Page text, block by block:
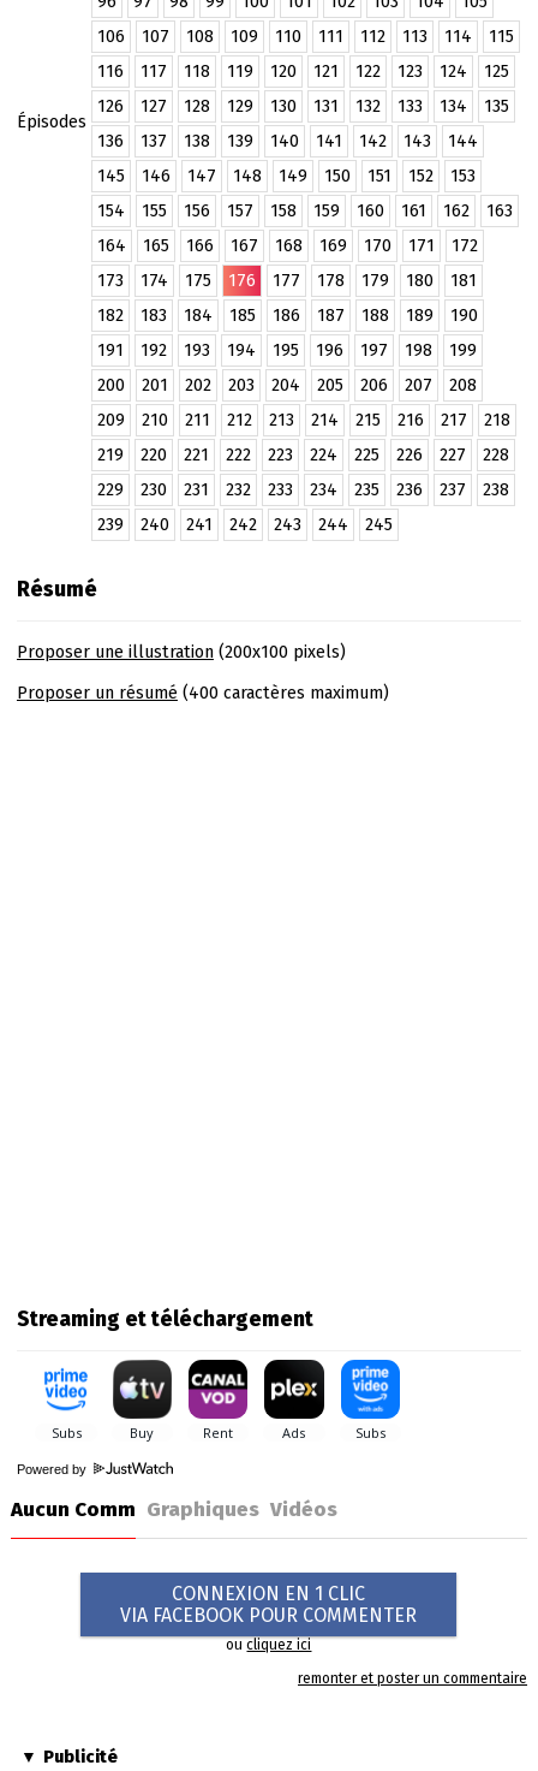
Épisodes
106
107 108 109 110 111 112 113 114
115
116
117 118 119 120 121 122 123 124
125
126
127 128 129 130 131 132 133 134
135
136
137 138 139 140 141 142 143
144
145
146 147 148 149 150 151 152
153
154
155 156 157 158 159 160 161 162
163
164
165 166 167 168 169 170 171
172
173
174 175 176 177 178 179 180
181
182
183 184 185 186 187 188 189
190
191
192 193 194 195 196 197 198
199
200
201 202 203 204 205 206 207
208
209
210 211 212 213 214 215 216 217
218
219
220 221 222 223 224 225 226 227
228
229
230 231 232 233 234 235 236 237
238
239
240 241 242 243 244 245
Résumé
Proposer une illustration(200x100 pixels)
Proposer un résumé (400 caractères maximum)
Streaming et téléchargement
Powered by
Aucun Comm Graphiques Vidéos
CONNEXION EN 1 CLIC
VIA FACEBOOK POUR COMMENTER
oucliquez ici
remonter et poster un commentaire
Publicité